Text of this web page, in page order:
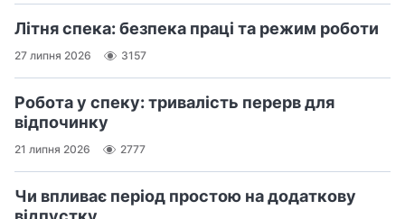
Літня спека: безпека праці та режим роботи
27 липня 2026 3157
Робота у спеку: тривалість перерв для
відпочинку
21 липня 2026 2777
Чи впливає період простою на додаткову